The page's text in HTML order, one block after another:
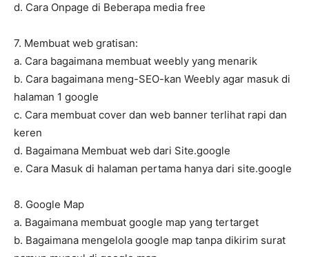
d. Cara Onpage di Beberapa media free
7. Membuat web gratisan:
a. Cara bagaimana membuat weebly yang menarik
b. Cara bagaimana meng-SEO-kan Weebly agar masuk di
halaman 1 google
c. Cara membuat cover dan web banner terlihat rapi dan
keren
d. Bagaimana Membuat web dari Site.google
e. Cara Masuk di halaman pertama hanya dari site.google
8. Google Map
a. Bagaimana membuat google map yang tertarget
b. Bagaimana mengelola google map tanpa dikirim surat